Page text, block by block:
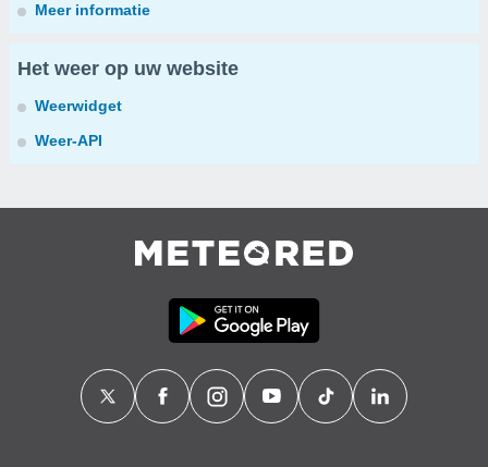
Meer informatie
Het weer op uw website
Weerwidget
Weer-API